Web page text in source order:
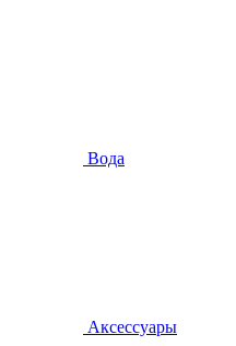
Вода
Аксессуары